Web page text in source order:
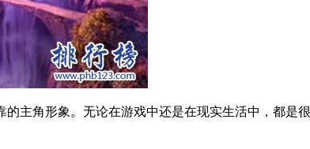
角形象。无论在游戏中还是在现实生活中，都是很